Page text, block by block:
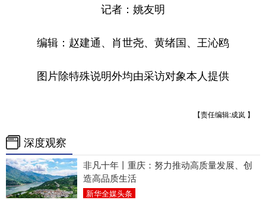
记者：姚友明
编辑：赵建通、肖世尧、黄绪国、王沁鸥
图片除特殊说明外均由采访对象本人提供
【责任编辑:成岚 】
深度观察
非凡十年丨重庆：努力推动高质量发展、创
造高品质生活
新华全媒头条